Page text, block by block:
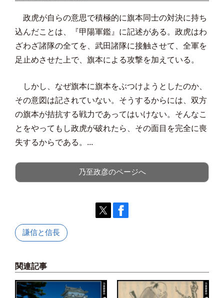
政虎が自らの意思で積極的に旗本同士の対決に持ち
込んだことは、『甲陽軍鑑』に記述がある。政虎はわ
ざわざ諸隊の全てを、武田諸隊に接触させて、全軍を
足止めさせた上で、旗本による攻撃を加えている。
しかし、なぜ旗本に旗本をぶつけようとしたのか、
その意図は記されていない。そうするからには、双方
の旗本が拮抗する戦力であってはいけない。そんなこ
とをやってもし政虎が破れたら、その面目を完全に喪
失するからである。...
乃至政彦のページへ
謙信と信長
関連記事